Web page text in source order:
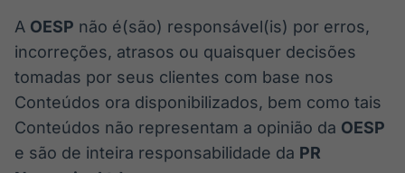
A OESP não é(são) responsável(is) por erros,
incorreções, atrasos ou quaisquer decisões
tomadas por seus clientes com base nos
Conteúdos ora disponibilizados, bem como tais
Conteúdos não representam a opinião da OESP
e são de inteira responsabilidade da PR